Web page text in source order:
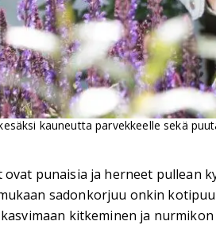
kauneutta parvekkeelle sekä
punaisia ja herneet pullean
sadonkorjuu onkin
kitkeminen ja